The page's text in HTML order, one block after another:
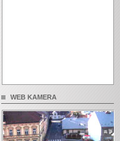
WEB KAMERA